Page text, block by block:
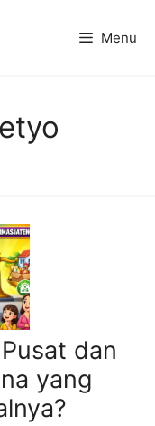
Menu
dan
yang